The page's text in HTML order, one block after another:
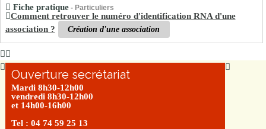
Fiche pratique- Particuliers
Comment retrouver le numéro d'identification RNA d'une
association ?
Création d'une association
Ouverture secrétariat
Mardi 8h30-12h00
vendredi 8h30-12h00
et 14h00-16h00
Tel : 04 74 59 25 13